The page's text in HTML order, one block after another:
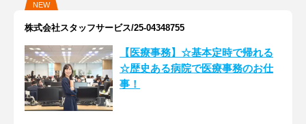
NEW
株式会社スタッフサービス/25-04348755
【医療事務】☆基本定時で帰れる
☆歴史ある病院で医療事務のお仕
事！